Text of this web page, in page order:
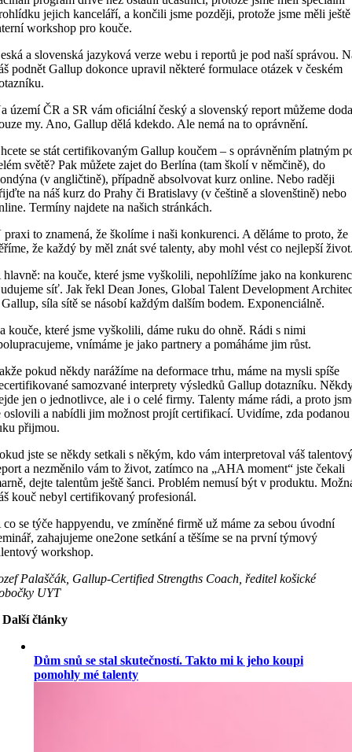
jejich kanceláří, a končili jsme později, protože jsme měli ještě
workshop pro kouče.
a slovenská jazyková verze webu i reportů je pod naší správou.
podnět Gallup dokonce upravil některé formulace otázek v českém
území ČR a SR vám oficiální český a slovenský report můžeme
my. Ano, Gallup dělá kdekdo. Ale nemá na to oprávnění.
se stát certifikovaným Gallup koučem – s oprávněním platným
světě? Pak můžete zajet do Berlína (tam školí v němčině), do
(v angličtině), případně absolvovat kurz online. Nebo raději
na náš kurz do Prahy či Bratislavy (v češtině a slovenštině) nebo
Termíny najdete na našich stránkách.
praxi to znamená, že školíme i naši konkurenci. A děláme to proto, že
že každý by měl znát své talenty, aby mohl vést co nejlepší
hlavně: na kouče, které jsme vyškolili, nepohlížíme jako na
síť. Jak řekl Dean Jones, Global Talent Development
síla sítě se násobí každým dalším bodem. Exponenciálně.
kouče, které jsme vyškolili, dáme ruku do ohně. Rádi s nimi
vnímáme je jako partnery a pomáháme jim růst.
pokud někdy narážíme na deformace trhu, máme na mysli spíše
samozvané interprety výsledků Gallup dotazníku.
jen o jednotlivce, ale i o celé firmy. Talenty máme rádi, a proto
oslovili a nabídli jim možnost projít certifikací. Uvidíme, zda podanou
přijmou.
jste se někdy setkali s někým, kdo vám interpretoval váš
a nezměnilo vám to život, zatímco na „AHA moment“ jste čekali
dejte talentům ještě šanci. Problém nemusí být v produktu.
kouč nebyl certifikovaný profesionál.
co se týče happyendu, ve zmíněné firmě už máme za sebou úvodní
zahajujeme one2one setkání a těšíme se na první týmový
workshop.
Palaščák, Gallup-Certified Strengths Coach, ředitel košické
UYT
Další články
Dům snů se stal skutečností. Takto mi k jeho koupi
pomohly mé talenty